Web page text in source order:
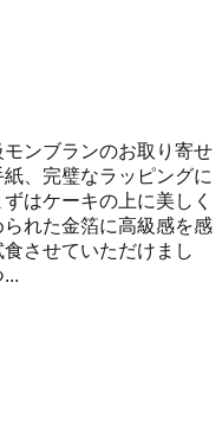
ンブランのお取り寄せ
、完璧なラッピングに
はケーキの上に美しく
れた金箔に高級感を感
させていただけまし